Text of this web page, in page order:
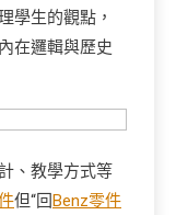
學生的觀點，
在邏輯與歷史
、教學方式等
但“回Benz零件